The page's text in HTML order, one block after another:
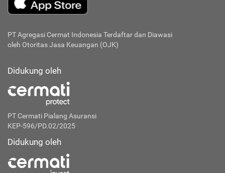
PT Agregasi Cermat Indonesia Terdaftar dan Diawasi
oleh Otoritas Jasa Keuangan (OJK)
Didukung oleh
PT Cermati Pialang Asuransi
KEP-596/PD.02/2025
Didukung oleh